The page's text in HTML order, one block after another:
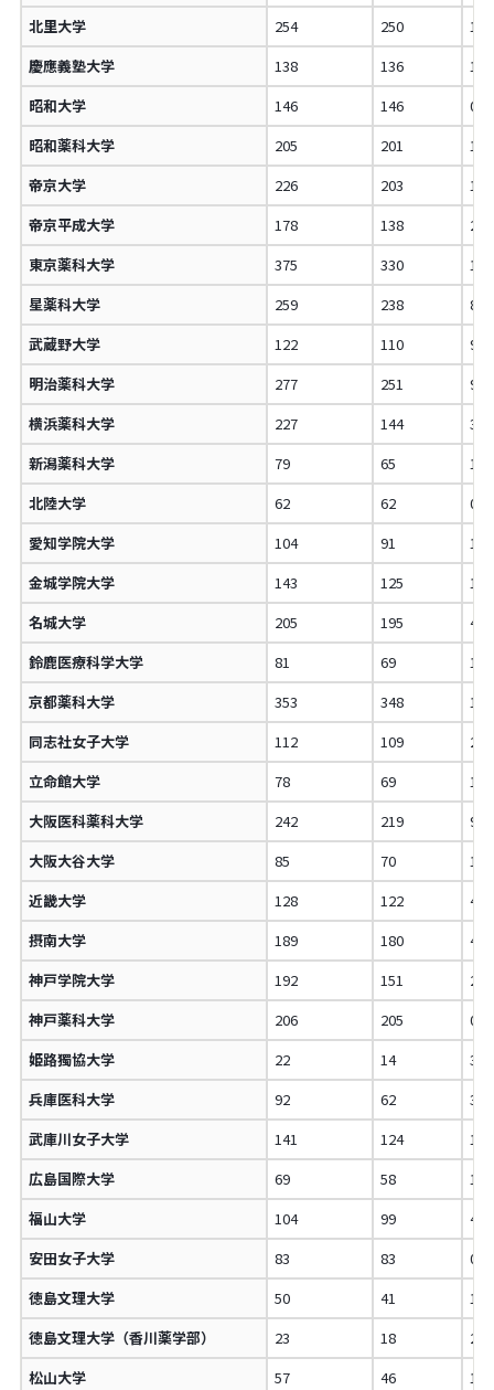
北里大学 254 250
慶應義塾大学
138 136
昭和大学
146 146
昭和薬科大学
205 201
帝京大学
226 203
帝京平成大学
178 138
東京薬科大学
375 330
星薬科大学
259 238
武蔵野大学
122 110
明治薬科大学
277 251
横浜薬科大学
227 144
新潟薬科大学
79 65
北陸大学
62 62
愛知学院大学
104 91
金城学院大学
143 125
名城大学
205 195
鈴鹿医療科学大学
81 69
京都薬科大学
353 348
同志社女子大学
112 109
立命館大学
78 69
大阪医科薬科大学
242 219
大阪大谷大学
85 70
近畿大学
128 122
摂南大学
189 180
神戸学院大学
192 151
神戸薬科大学
206 205
姫路獨協大学
22 14
兵庫医科大学
92 62
武庫川女子大学
141 124
広島国際大学
69 58
福山大学
104 99
安田女子大学
83 83
徳島文理大学
50 41
徳島文理大学（香川薬学部）
23 18
松山大学
57 46